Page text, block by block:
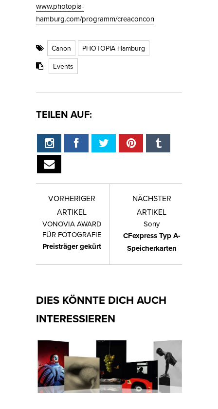
www.photopia-
hamburg.com/programm/creaconcon
Canon
PHOTOPIA Hamburg
Events
TEILEN AUF:
VORHERIGER
ARTIKEL
VONOVIA AWARD
FÜR FOTOGRAFIE
Preisträger gekürt
NÄCHSTER
ARTIKEL
Sony
CFexpress Typ A-
Speicherkarten
DIES KÖNNTE DICH AUCH
INTERESSIEREN